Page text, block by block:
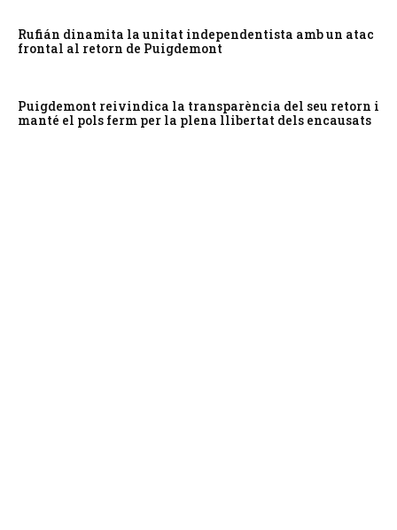
Rufián dinamita la unitat independentista amb un atac
frontal al retorn de Puigdemont
Puigdemont reivindica la transparència del seu retorn i
manté el pols ferm per la plena llibertat dels encausats